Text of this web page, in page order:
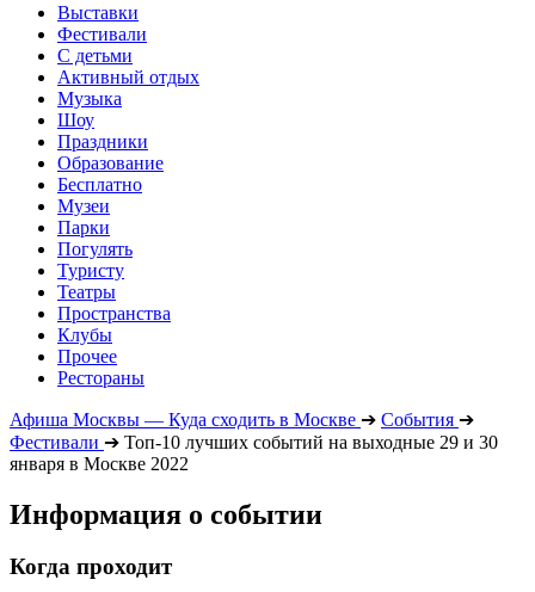
Выставки
Фестивали
С детьми
Активный отдых
Музыка
Шоу
Праздники
Образование
Бесплатно
Музеи
Парки
Погулять
Туристу
Театры
Пространства
Клубы
Прочее
Рестораны
Афиша Москвы — Куда сходить в Москве ➔ События ➔
Фестивали ➔ Топ-10 лучших событий на выходные 29 и 30
января в Москве 2022
Информация о событии
Когда проходит